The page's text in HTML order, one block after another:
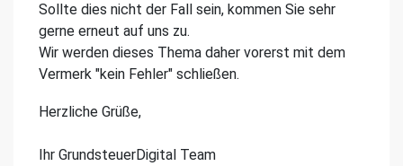
Sollte dies nicht der Fall sein, kommen Sie sehr
gerne erneut auf uns zu.
Wir werden dieses Thema daher vorerst mit dem
Vermerk "kein Fehler" schließen.
Herzliche Grüße,
Ihr GrundsteuerDigital Team